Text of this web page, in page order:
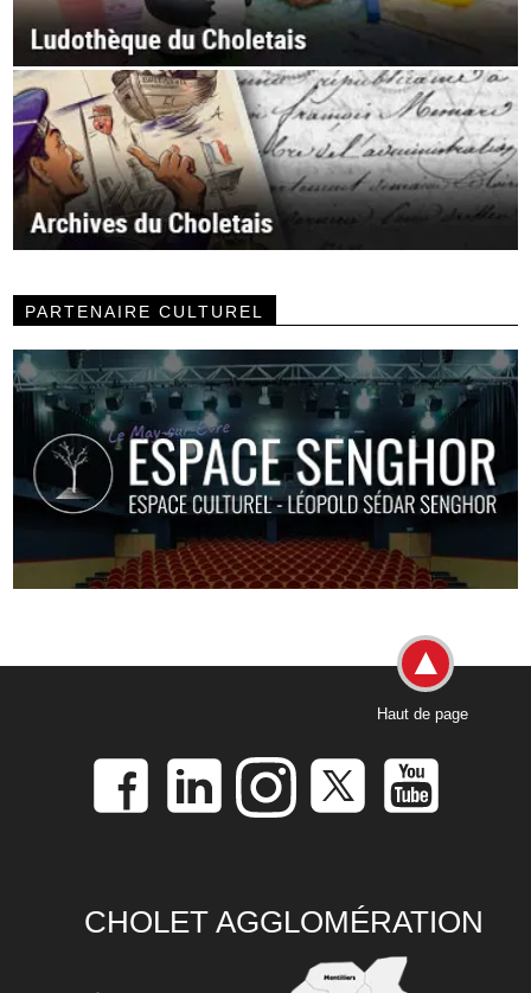
PARTENAIRE CULTUREL
Haut de page
CHOLET AGGLOMÉRATION